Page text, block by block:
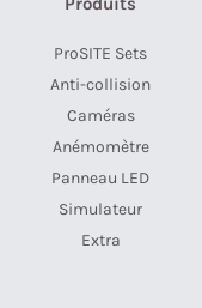
ProSITE Sets
Anti-collision
Caméras
Anémomètre
Panneau LED
Simulateur
Extra